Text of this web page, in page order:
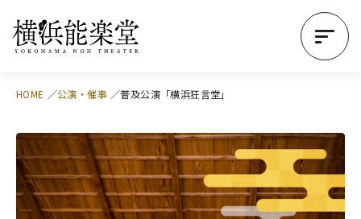
HOME 公演・催事 普及公演「横浜狂言堂」